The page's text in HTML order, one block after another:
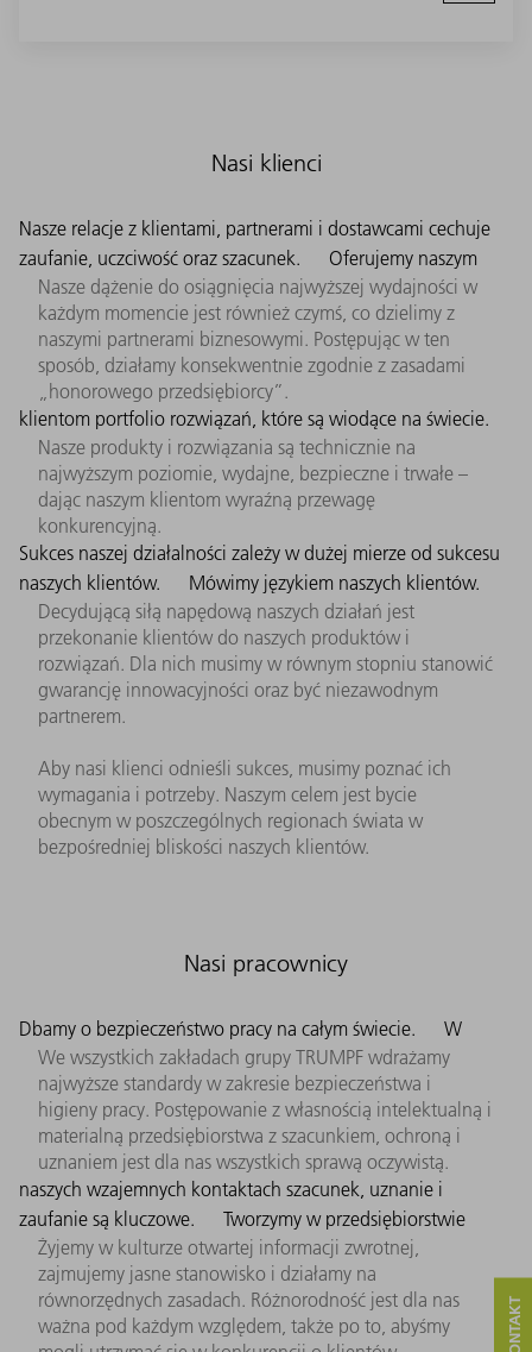
Nasi klienci
Nasze relacje z klientami, partnerami i dostawcami cechuje
zaufanie, uczciwość oraz szacunek.
Nasze dążenie do osiągnięcia najwyższej wydajności w
każdym momencie jest również czymś, co dzielimy z
naszymi partnerami biznesowymi. Postępując w ten
sposób, działamy konsekwentnie zgodnie z zasadami
„honorowego przedsiębiorcy”.
Oferujemy naszym
klientom portfolio rozwiązań, które są wiodące na świecie.
Nasze produkty i rozwiązania są technicznie na
najwyższym poziomie, wydajne, bezpieczne i trwałe –
dając naszym klientom wyraźną przewagę
konkurencyjną.
Sukces naszej działalności zależy w dużej mierze od sukcesu
naszych klientów.
Decydującą siłą napędową naszych działań jest
przekonanie klientów do naszych produktów i
rozwiązań. Dla nich musimy w równym stopniu stanowić
gwarancję innowacyjności oraz być niezawodnym
partnerem.
Mówimy językiem naszych klientów.
Aby nasi klienci odnieśli sukces, musimy poznać ich
wymagania i potrzeby. Naszym celem jest bycie
obecnym w poszczególnych regionach świata w
bezpośredniej bliskości naszych klientów.
Nasi pracownicy
Dbamy o bezpieczeństwo pracy na całym świecie.
We wszystkich zakładach grupy TRUMPF wdrażamy
najwyższe standardy w zakresie bezpieczeństwa i
higieny pracy. Postępowanie z własnością intelektualną i
materialną przedsiębiorstwa z szacunkiem, ochroną i
uznaniem jest dla nas wszystkich sprawą oczywistą.
W
naszych wzajemnych kontaktach szacunek, uznanie i
zaufanie są kluczowe.
Żyjemy w kulturze otwartej informacji zwrotnej,
zajmujemy jasne stanowisko i działamy na
równorzędnych zasadach. Różnorodność jest dla nas
ważna pod każdym względem, także po to, abyśmy
Tworzymy w przedsiębiorstwie